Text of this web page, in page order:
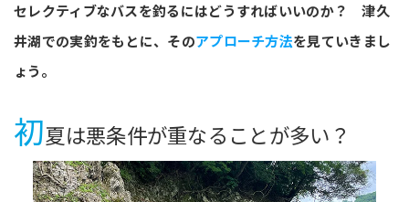
セレクティブなバスを釣るにはどうすればいいのか？ 津久
井湖での実釣をもとに、そのアプローチ方法を見ていきまし
ょう。
初夏は悪条件が重なることが多い？